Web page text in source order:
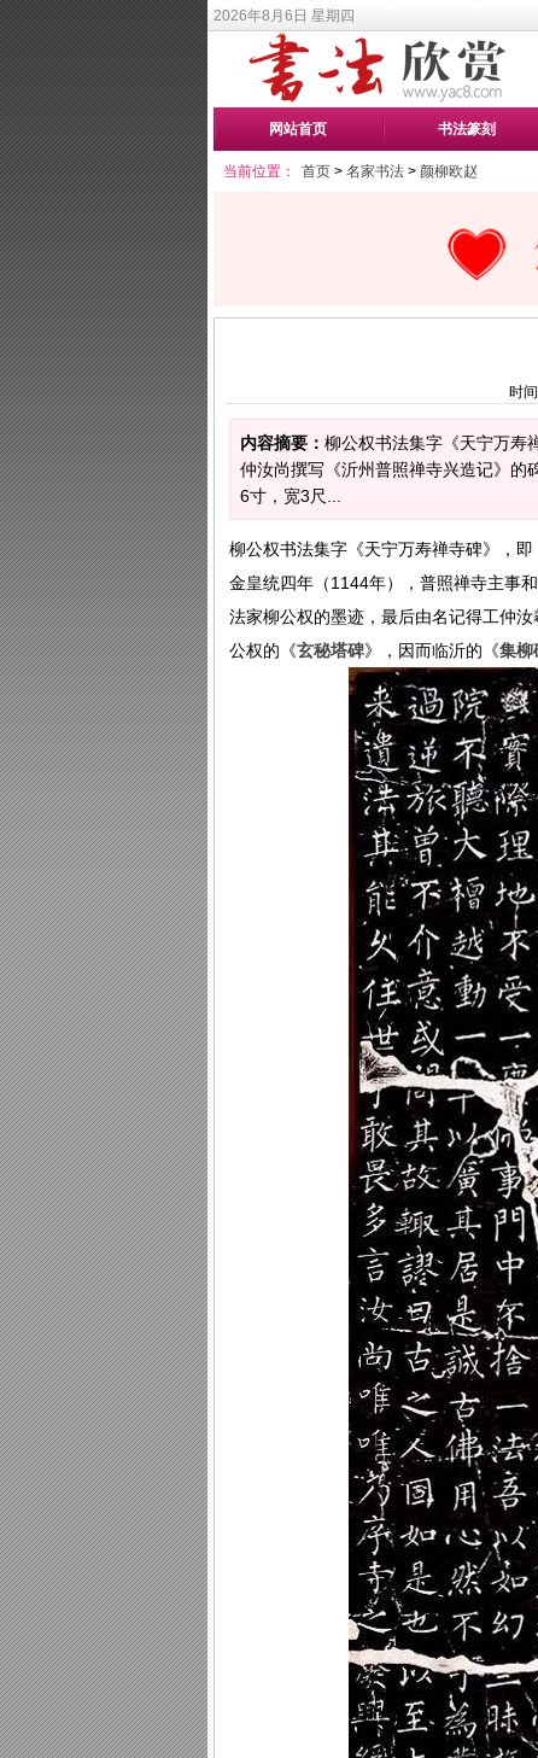
2026年8月6日 星期四
网站首页 书法篆刻
当前位置： 首页 > 名家书法 > 颜柳欧赵
时
内容摘要： 柳公权书法集字《天宁万寿
仲汝尚撰写《沂州普照禅寺兴造记》的
6寸，宽3尺...
柳公权书法集字《天宁万寿禅寺碑》，即
金皇统四年（1144年），普照禅寺主事
法家柳公权的墨迹，最后由名记得工仲
公权的《玄秘塔碑》，因而临沂的《集柳